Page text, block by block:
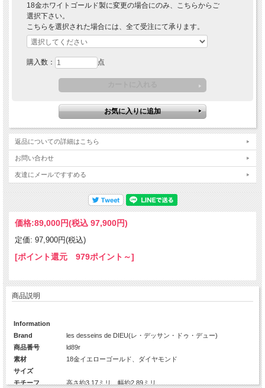
18金ホワイトゴールド製に変更の場合にのみ、こちらからご
選択下さい。
こちらを選択された場合には、全て受注にて承ります。
購入数： 点
返品についての詳細はこちら
お問い合わせ
友達にメールですすめる
価格:89,000円(税込 97,900円)
定価: 97,900円(税込)
[ポイント還元 979ポイント～]
商品説明
Information
Brand
les desseins de DIEU(レ・デッサン・ドゥ・デュー)
商品番号
ld89r
素材
18金イエローゴールド、ダイヤモンド
サイズ
モチーフ
高さ約3.17ミリ、幅約2.89ミリ